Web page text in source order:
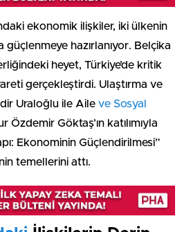
ekonomik ilişkiler, iki ülkenin
hazırlanıyor. Belçika
heyet, Türkiye’de kritik
gerçekleştirdi. Ulaştırma ve
Uraloğlu ile Aile ve Sosyal
Özdemir Göktaş’ın katılımıyla
Ekonominin Güçlendirilmesi”
temellerini attı.